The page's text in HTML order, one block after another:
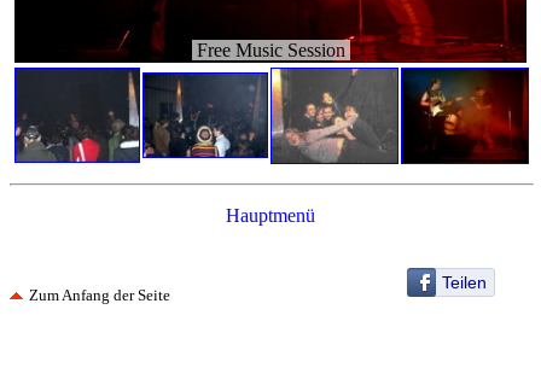
Free Music Session
Hauptmenü
Teilen
Zum Anfang der Seite